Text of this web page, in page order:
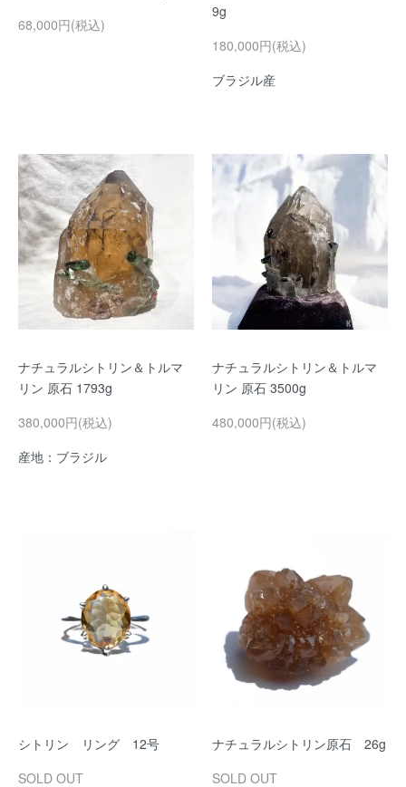
68,000円(税込)
9g
180,000円(税込)
ブラジル産
ナチュラルシトリン＆トルマ
リン 原石 1793g
380,000円(税込)
産地：ブラジル
ナチュラルシトリン＆トルマ
リン 原石 3500g
480,000円(税込)
シトリン リング 12号
SOLD OUT
ナチュラルシトリン原石 26g
SOLD OUT